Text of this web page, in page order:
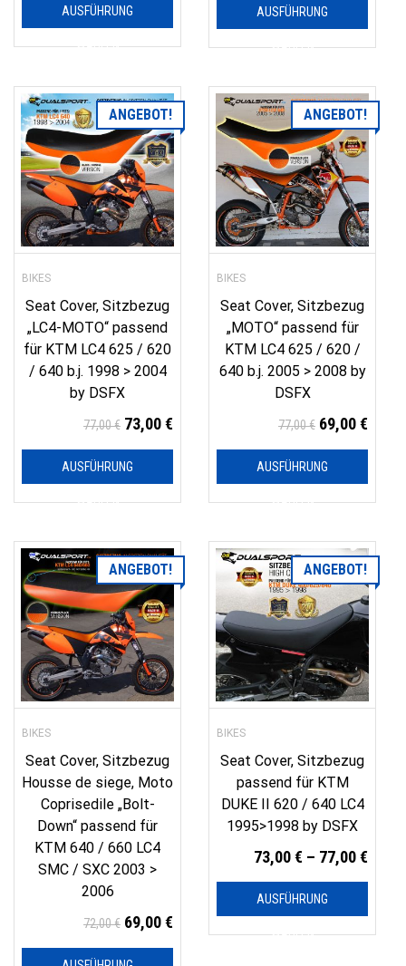
AUSFÜHRUNG
WÄHLEN
AUSFÜHRUNG
WÄHLEN
ANGEBOT!
BIKES
Seat Cover, Sitzbezug
„LC4-MOTO“ passend
für KTM LC4 625 / 620
/ 640 b.j. 1998 > 2004
by DSFX
77,00€ 73,00€
AUSFÜHRUNG
WÄHLEN
ANGEBOT!
BIKES
Seat Cover, Sitzbezug
„MOTO“ passend für
KTM LC4 625 / 620 /
640 b.j. 2005 > 2008 by
DSFX
77,00€ 69,00€
AUSFÜHRUNG
WÄHLEN
ANGEBOT!
BIKES
Seat Cover, Sitzbezug
Housse de siege, Moto
Coprisedile „Bolt-
Down“ passend für
KTM 640 / 660 LC4
SMC / SXC 2003 >
2006
72,00€ 69,00€
ANGEBOT!
BIKES
Seat Cover, Sitzbezug
passend für KTM
DUKE II 620 / 640 LC4
1995>1998 by DSFX
73,00€ – 77,00€
AUSFÜHRUNG
WÄHLEN